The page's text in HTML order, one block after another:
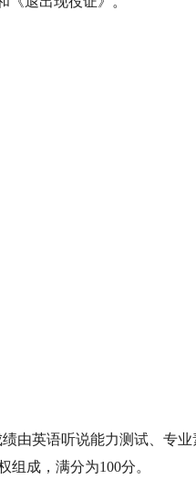
由英语听说能力测试、专业
成，满分为100分。